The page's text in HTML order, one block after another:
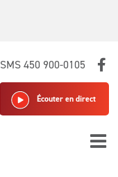
SMS 450 900-0105
Écouter en direct